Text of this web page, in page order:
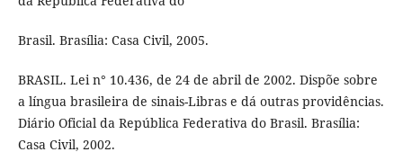
Brasil. Brasília: Casa Civil, 2005.
BRASIL. Lei n° 10.436, de 24 de abril de 2002. Dispõe sobre
a língua brasileira de sinais-Libras e dá outras providências.
Diário Oficial da República Federativa do Brasil. Brasília:
Casa Civil, 2002.